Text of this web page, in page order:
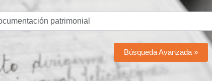
Búsqueda Avanzada »